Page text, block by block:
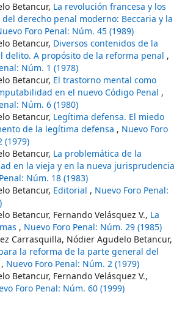
Betancur, La revolución francesa y los
derecho penal moderno: Beccaria y la
Foro Penal: Núm. 45 (1989)
Betancur, Diversos contenidos de la
delito. A propósito de la reforma penal ,
Núm. 1 (1978)
Betancur, El trastorno mental como
en el nuevo Código Penal ,
Núm. 6 (1980)
Betancur, Legítima defensa. El miedo
de la legítima defensa , Nuevo Foro
(1979)
Betancur, La problemática de la
en la vieja y en la nueva jurisprudencia
Núm. 18 (1983)
Betancur, Editorial , Nuevo Foro Penal:
Betancur, Fernando Velásquez V., La
, Nuevo Foro Penal: Núm. 29 (1985)
Carrasquilla, Nódier Agudelo Betancur,
la reforma de la parte general del
, Nuevo Foro Penal: Núm. 2 (1979)
Betancur, Fernando Velásquez V.,
Foro Penal: Núm. 60 (1999)